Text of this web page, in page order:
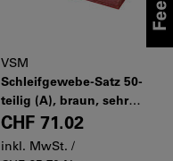
VSM
Schleifgewebe-Satz 50-
teilig (A), braun, sehr
flexibel KK 114F, 230×280
mm, Typ: 5GRITS
CHF 71.02
inkl. MwSt. /